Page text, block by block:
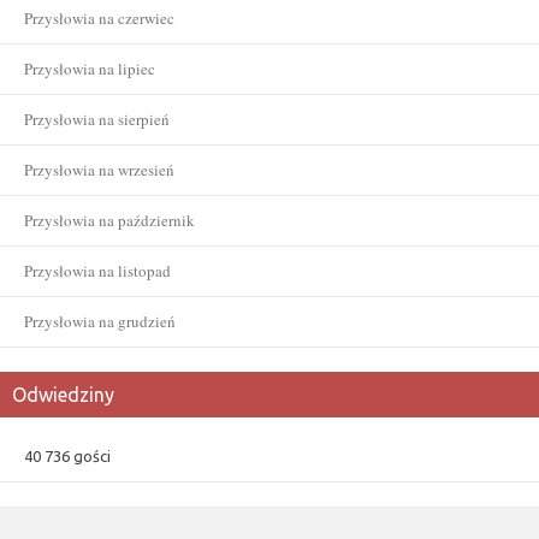
Przysłowia na czerwiec
Przysłowia na lipiec
Przysłowia na sierpień
Przysłowia na wrzesień
Przysłowia na październik
Przysłowia na listopad
Przysłowia na grudzień
Odwiedziny
40 736 gości